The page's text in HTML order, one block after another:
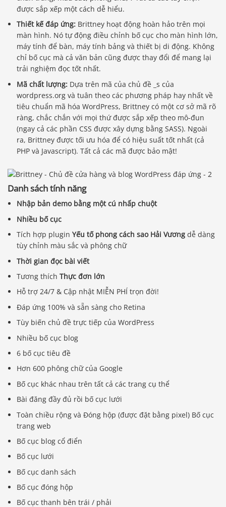
được sắp xếp một cách dễ hiểu.
Thiết kế đáp ứng: Brittney hoạt động hoàn hảo trên mọi
màn hình. Nó tự động điều chỉnh bố cục cho màn hình lớn,
máy tính để bàn, máy tính bảng và thiết bị di động. Không
chỉ bố cục mà cả văn bản cũng được thay đổi để mang lại
trải nghiệm đọc tốt nhất.
Mã chất lượng: Dựa trên mã của chủ đề _s của
wordpress.org và tuân theo các phương pháp hay nhất về
tiêu chuẩn mã hóa WordPress, Brittney có một cơ sở mã rõ
ràng, chắc chắn với mọi thứ được sắp xếp theo mô-đun
(ngay cả các phần CSS được xây dựng bằng SASS). Ngoài
ra, Brittney được tối ưu hóa để có hiệu suất tốt nhất (cả
PHP và Javascript). Tất cả các mã được bảo mật!
Danh sách tính năng
Nhập bản demo bằng một cú nhấp chuột
Nhiều bố cục
Tích hợp pluginYếu tố phong cách sao Hải Vương dễ dàng
tùy chỉnh màu sắc và phông chữ
Thời gian đọc bài viết
Tương thíchThực đơn lớn
Hỗ trợ 24/7 & Cập nhật MIỄN PHÍ trọn đời!
Đáp ứng 100% và sẵn sàng cho Retina
Tùy biến chủ đề trực tiếp của WordPress
Nhiều bố cục blog
6 bố cục tiêu đề
Hơn 600 phông chữ của Google
Bố cục khác nhau trên tất cả các trang cụ thể
Bài đăng đầy đủ rồi bố cục lưới
Toàn chiều rộng và Đóng hộp (được đặt bằng pixel) Bố cục
trang web
Bố cục blog cổ điển
Bố cục lưới
Bố cục danh sách
Bố cục đóng hộp
Bố cục thanh bên trái / phải